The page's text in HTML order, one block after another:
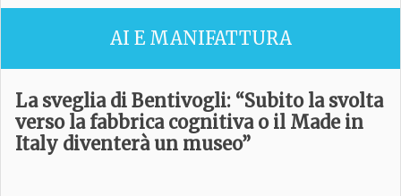
AI E MANIFATTURA
La sveglia di Bentivogli: “Subito la svolta
verso la fabbrica cognitiva o il Made in
Italy diventerà un museo”